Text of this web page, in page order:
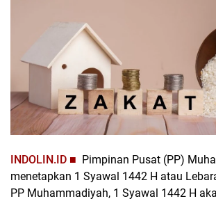
INDOLIN.ID ■ Pimpinan Pusat (PP)
menetapkan 1 Syawal 1442 H atau
PP Muhammadiyah, 1 Syawal 1442 H